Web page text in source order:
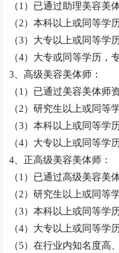
（1）已通过助理美容美
（2）本科以上或同等学
（3）大专以上或同等学
（4）大专或同等学历，
3、高级美容美体师 ：
（1）已通过美容美体师
（2）研究生以上或同等
（3）本科以上或同等学
（4）大专以上或同等学
4、正高级美容美体师 ：
（1）已通过高级美容美
（2）研究生以上或同等
（3）本科以上或同等学
（4）大专以上或同等学
（5）在行业内知名度高